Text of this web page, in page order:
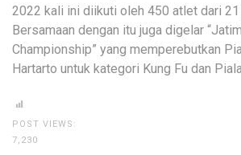
2022 kali ini diikuti oleh 450 atlet dari 21
Bersamaan dengan itu juga digelar
Championship” yang memperebutkan
Hartarto untuk kategori Kung Fu dan
POST VIEWS:
7,230